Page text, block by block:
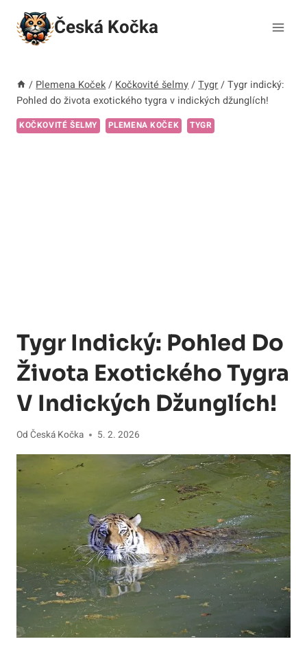
Přeskočit
obsah
Česká Kočka
/ Plemena Koček / Kočkovité šelmy / Tygr / Tygr indický:
Pohled do života exotického tygra v indických džunglích!
KOČKOVITÉ ŠELMY PLEMENA KOČEK TYGR
Tygr Indický: Pohled Do
Života Exotického Tygra
V Indických Džunglích!
Od Česká Kočka 5. 2. 2026